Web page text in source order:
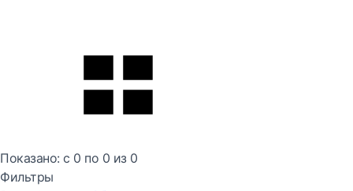
Показано: с 0 по 0 из 0
Фильтры